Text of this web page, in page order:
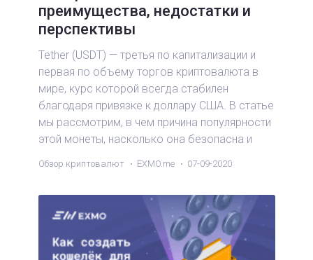
преимущества, недостатки и
перспективы
Tether (USDT) — третья по капитализации и
первая по объему торгов криптовалюта в
мире, курс которой всегда стабилен
благодаря привязке к доллару США. В статье
мы рассмотрим, в чем причина популярности
этой монеты, насколько она безопасна и
Обзор криптовалют EXMO.me 07-09-2020